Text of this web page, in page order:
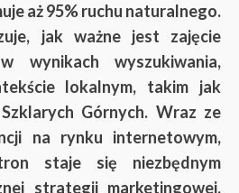
aż 95% ruchu naturalnego.
jak ważne jest zajęcie
wynikach wyszukiwania,
lokalnym, takim jak
Górnych. Wraz ze
na rynku internetowym,
staje się niezbędnym
strategii marketingowej.